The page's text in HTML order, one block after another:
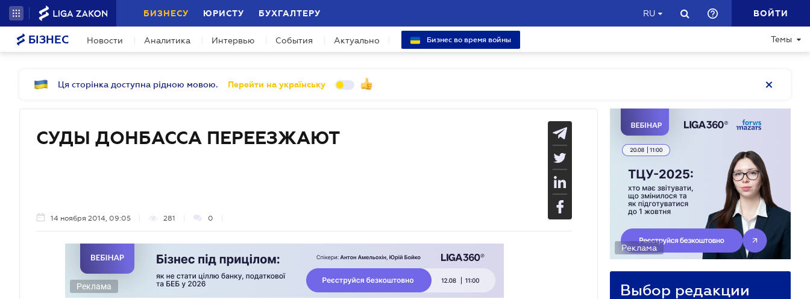
БИЗНЕСУ ЮРИСТУ БУХГАЛТЕРУ RU ВОЙТИ
БІЗНЕС Новости Аналитика Интервью События Актуально Бизнес во время войны Темы
Ця сторінка доступна рідною мовою. Перейти на українську
СУДЫ ДОНБАССА ПЕРЕЕЗЖАЮТ
14 ноября 2014, 09:05 281 0
Реклама
Реклама
Выбор редакции